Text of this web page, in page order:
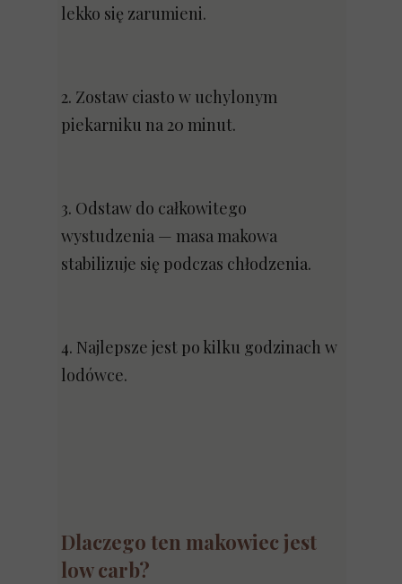
lekko się zarumieni.
2. Zostaw ciasto w uchylonym
piekarniku na 20 minut.
3. Odstaw do całkowitego
wystudzenia — masa makowa
stabilizuje się podczas chłodzenia.
4. Najlepsze jest po kilku godzinach w
lodówce.
Dlaczego ten makowiec jest
low carb?